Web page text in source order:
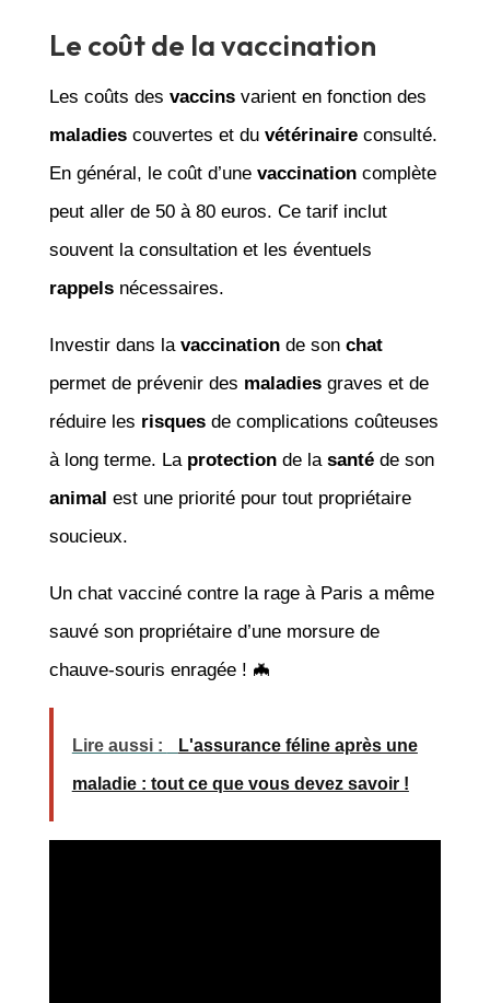
Le coût de la vaccination
Les coûts des vaccinsvarient en fonction des
maladiescouvertes et du vétérinaireconsulté.
En général, le coût d’une vaccinationcomplète
peut aller de 50 à 80 euros. Ce tarif inclut
souvent la consultation et les éventuels
rappelsnécessaires.
Investir dans la vaccinationde son chat
permet de prévenir des maladiesgraves et de
réduire les risquesde complications coûteuses
à long terme. La protectionde la santéde son
animal est une priorité pour tout propriétaire
soucieux.
Un chat vacciné contre la rage à Paris a même
sauvé son propriétaire d’une morsure de
chauve-souris enragée ! 🦇
Lire aussi : L'assurance féline après une
maladie : tout ce que vous devez savoir !